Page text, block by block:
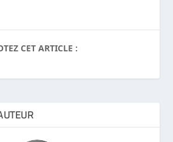
CET ARTICLE :